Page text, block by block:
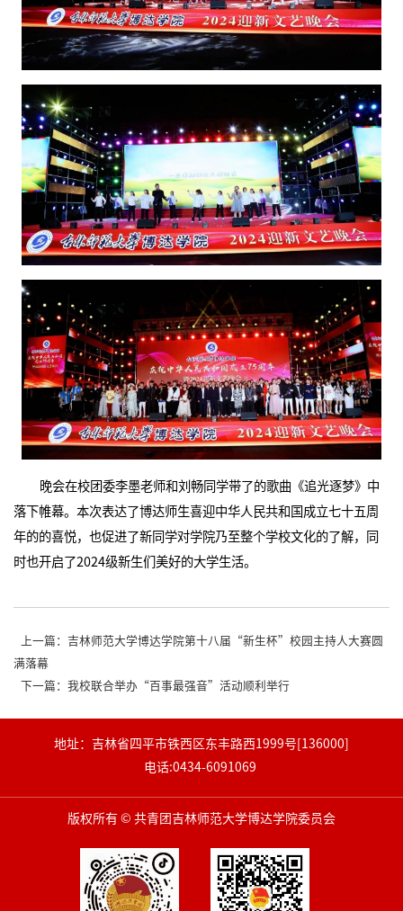
晚会在校团委李墨老师和刘畅同学带了的歌曲《追光逐梦》中
落下帷幕。本次表达了博达师生喜迎中华人民共和国成立七十五周
年的的喜悦，也促进了新同学对学院乃至整个学校文化的了解，同
时也开启了2024级新生们美好的大学生活。
上一篇：吉林师范大学博达学院第十八届“新生杯”校园主持人大赛圆
满落幕
下一篇：我校联合举办“百事最强音”活动顺利举行
地址：吉林省四平市铁西区东丰路西1999号[136000]
电话:0434-6091069
版权所有 © 共青团吉林师范大学博达学院委员会